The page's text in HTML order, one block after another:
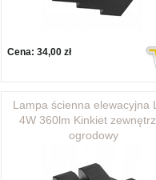
Cena: 34,00 zł
Lampa ścienna elewacyjna
4W 360lm Kinkiet
ogrodowy